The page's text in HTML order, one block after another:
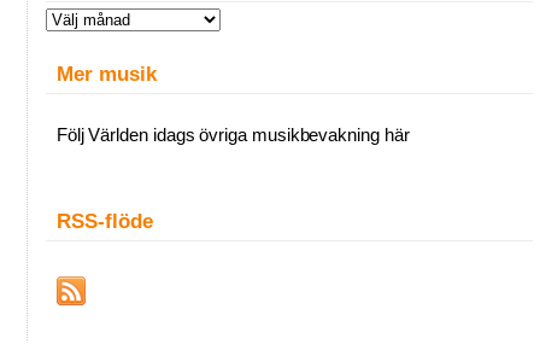
Arkiv
Mer musik
Följ Världen idags övriga musikbevakning här
RSS-flöde